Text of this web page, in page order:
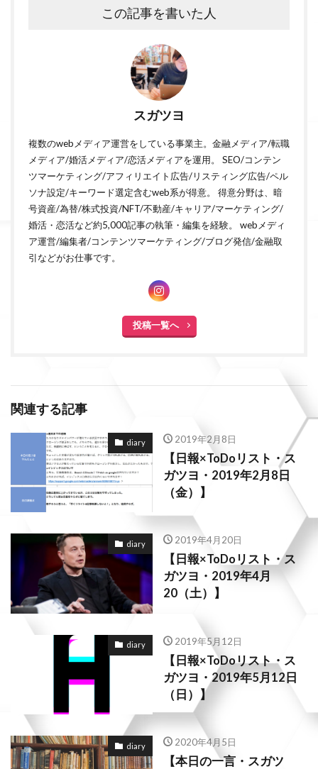
この記事を書いた人
スガツヨ
複数のwebメディア運営をしている事業主。金融メディア/転職
メディア/婚活メディア/恋活メディアを運用。 SEO/コンテン
ツマーケティング/アフィリエイト広告/リスティング広告/ペル
ソナ設定/キーワード選定含むweb系が得意。 得意分野は、暗
号資産/為替/株式投資/NFT/不動産/キャリア/マーケティング/
婚活・恋活など約5,000記事の執筆・編集を経験。 webメディ
ア運営/編集者/コンテンツマーケティング/ブログ発信/金融取
引などがお仕事です。
投稿一覧へ
関連する記事
diary 2019年2月8日
【日報×ToDoリスト・ス
ガツヨ・2019年2月8日
（金）】
diary 2019年4月20日
【日報×ToDoリスト・ス
ガツヨ・2019年4月
20（土）】
diary 2019年5月12日
【日報×ToDoリスト・ス
ガツヨ・2019年5月12日
（日）】
diary 2020年4月5日
【本日の一言・スガツ